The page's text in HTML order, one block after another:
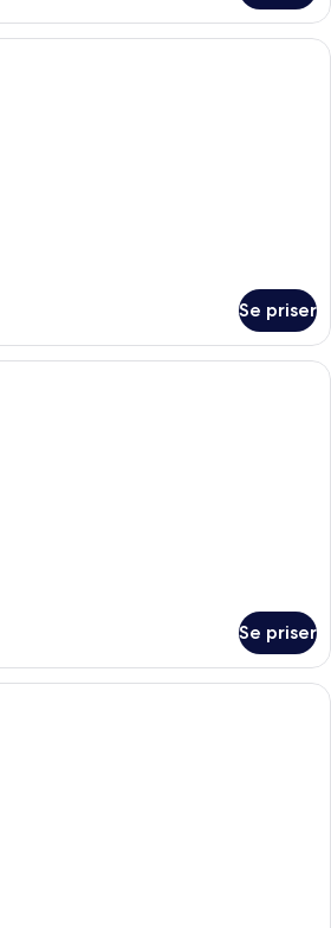
Ett hotellrum med en säng, ett
Se priser
En snyggt bäddad säng i ett
Se priser
Ett hotellrum med en stor säng, ett